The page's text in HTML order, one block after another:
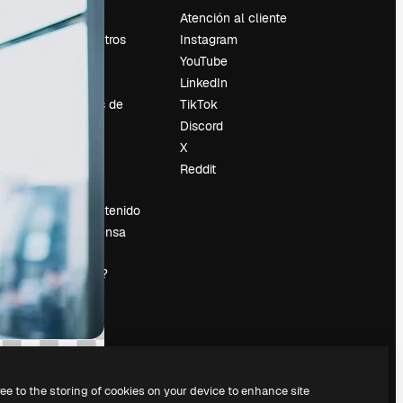
Precios
Sobre nosotros
Tendencias de
Slidesgo
Vender contenido
Sala de prensa
¿Buscas
magnific.ai?
Atención al cliente
Instagram
YouTube
LinkedIn
TikTok
Discord
X
Reddit
to the storing of cookies on your device to enhance site